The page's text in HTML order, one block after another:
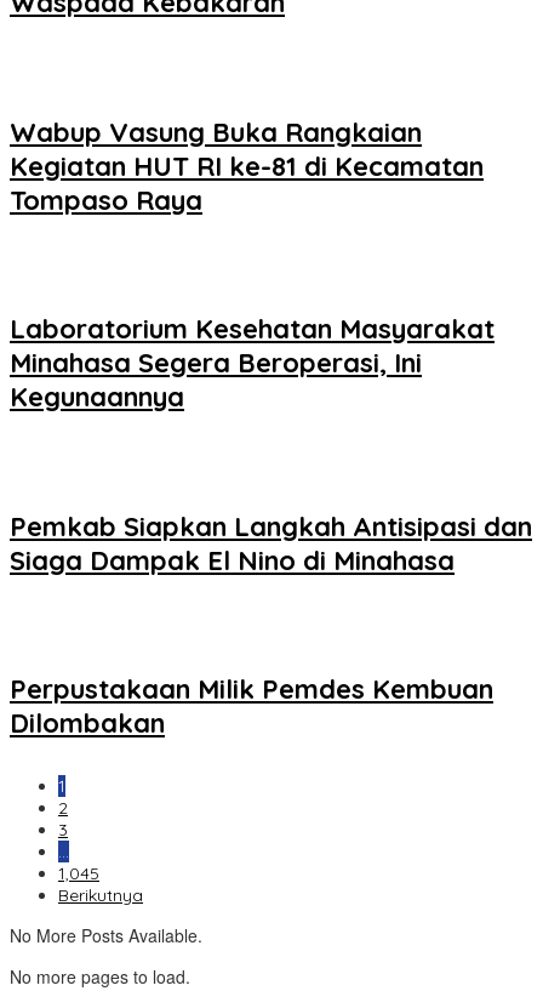
Wabup Vasung Buka Rangkaian
Kegiatan HUT RI ke-81 di Kecamatan
Tompaso Raya
Laboratorium Kesehatan Masyarakat
Minahasa Segera Beroperasi, Ini
Kegunaannya
Pemkab Siapkan Langkah Antisipasi dan
Siaga Dampak El Nino di Minahasa
Perpustakaan Milik Pemdes Kembuan
Dilombakan
1
2
3
…
1,045
Berikutnya
No More Posts Available.
No more pages to load.